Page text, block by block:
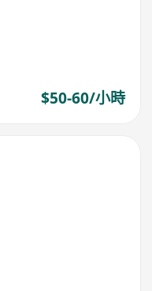
$50-60/小時